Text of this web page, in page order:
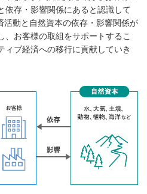
依存・影響関係にあると認識して
活動と自然資本の依存・影響関係が
、お客様の取組をサポートするこ
ィブ経済への移行に貢献していき